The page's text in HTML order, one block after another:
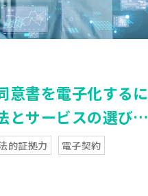
意書を電子化するに
とサービスの選び方
的証拠力 電子契約